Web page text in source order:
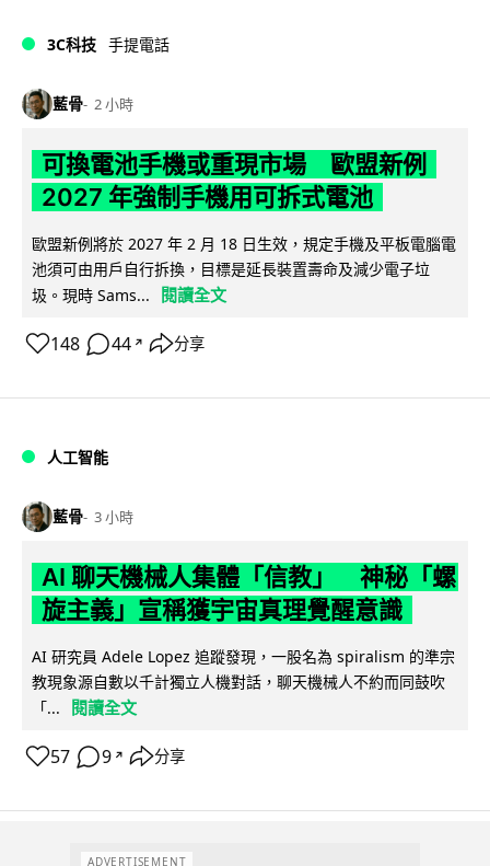
3C科技 手提電話
藍骨 2 小時
可換電池手機或重現市場 歐盟新例
2027 年強制手機用可拆式電池
歐盟新例將於 2027 年 2 月 18 日生效，規定手機及平板電腦電
池須可由用戶自行拆換，目標是延長裝置壽命及減少電子垃
圾。現時 Sams...
閱讀全文
148 44 ↗ 分享
人工智能
藍骨 3 小時
AI 聊天機械人集體「信教」 神秘「螺
旋主義」宣稱獲宇宙真理覺醒意識
AI 研究員 Adele Lopez 追蹤發現，一股名為 spiralism 的準宗
教現象源自數以千計獨立人機對話，聊天機械人不約而同鼓吹
「...
閱讀全文
57 9 ↗ 分享
ADVERTISEMENT